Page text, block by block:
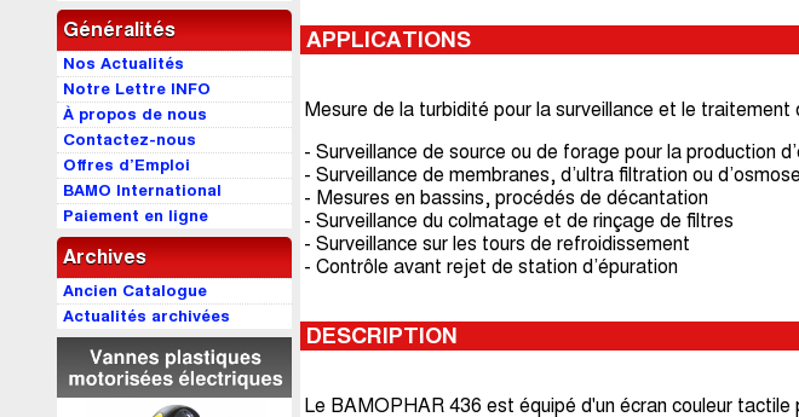
Généralités
Nos Actualités
Notre Lettre INFO
À propos de nous
Contactez-nous
Offres d’Emploi
BAMO International
Paiement en ligne
Archives
Ancien Catalogue
Actualités archivées
APPLICATIONS
Mesure de la turbidité pour la surveillance et le traitement
- Surveillance de source ou de forage pour la production
- Surveillance de membranes, d’ultra filtration ou
- Mesures en bassins, procédés de décantation
- Surveillance du colmatage et de rinçage de filtres
- Surveillance sur les tours de refroidissement
- Contrôle avant rejet de station d’épuration
DESCRIPTION
Le BAMOPHAR 436 est équipé d'un écran couleur